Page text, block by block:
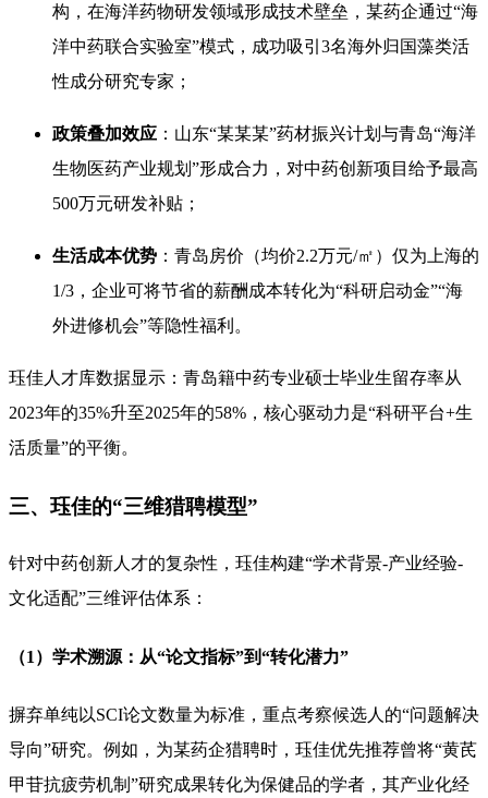
构，在海洋药物研发领域形成技术壁垒，某药企通过“海
洋中药联合实验室”模式，成功吸引3名海外归国藻类活
性成分研究专家；
政策叠加效应 ：山东“某某某”药材振兴计划与青岛“海洋
生物医药产业规划”形成合力，对中药创新项目给予最高
500万元研发补贴；
生活成本优势 ：青岛房价（均价2.2万元/㎡）仅为上海的
1/3，企业可将节省的薪酬成本转化为“科研启动金”“海
外进修机会”等隐性福利。
珏佳人才库数据显示：青岛籍中药专业硕士毕业生留存率从
2023年的35%升至2025年的58%，核心驱动力是“科研平台+生
活质量”的平衡。
三、珏佳的“三维猎聘模型”
针对中药创新人才的复杂性，珏佳构建“学术背景-产业经验-
文化适配”三维评估体系：
（1）学术溯源：从“论文指标”到“转化潜力”
摒弃单纯以SCI论文数量为标准，重点考察候选人的“问题解决
导向”研究。例如，为某药企猎聘时，珏佳优先推荐曾将“黄芪
甲苷抗疲劳机制”研究成果转化为保健品的学者，其产业化经